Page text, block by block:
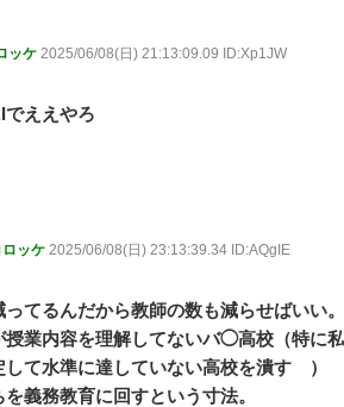
ッケ 2025/06/08(日) 21:13:09.09 ID:Xp1JW
ええやろ
ッケ 2025/06/08(日) 23:13:39.34 ID:AQgIE
ってるんだから教師の数も減らせばいい。
授業内容を理解してないバ◯高校（特に
て水準に達していない高校を潰す ）
義務教育に回すという寸法。